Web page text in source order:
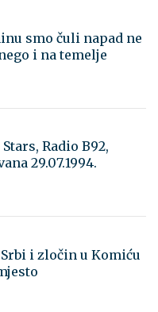
smo čuli napad ne
i na temelje
Radio B92,
29.07.1994.
i zločin u Komiću